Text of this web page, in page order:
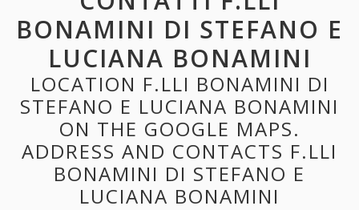
BONAMINI DI STEFANO E
LUCIANA BONAMINI
LOCATION F.LLI BONAMINI DI
STEFANO E LUCIANA BONAMINI
ON THE GOOGLE MAPS.
ADDRESS AND CONTACTS F.LLI
BONAMINI DI STEFANO E
LUCIANA BONAMINI